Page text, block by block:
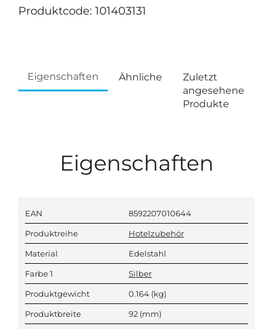
Produktcode: 101403131
Eigenschaften Ähnliche
Zuletzt
angesehene
Produkte
Eigenschaften
EAN 8592207010644
Produktreihe Hotelzubehör
Material Edelstahl
Farbe 1 Silber
Produktgewicht 0.164 (kg)
Produktbreite 92 (mm)